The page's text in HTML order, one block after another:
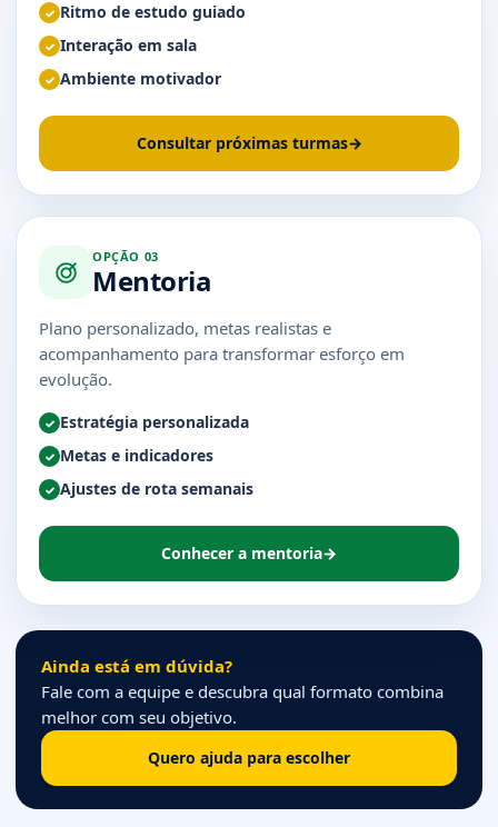
✓ Ritmo de estudo guiado
✓ Interação em sala
✓ Ambiente motivador
Consultar próximas turmas→
OPÇÃO 03
Mentoria
Plano personalizado, metas realistas e
acompanhamento para transformar esforço em
evolução.
✓ Estratégia personalizada
✓ Metas e indicadores
✓ Ajustes de rota semanais
Conhecer a mentoria→
Ainda está em dúvida?
Fale com a equipe e descubra qual formato combina
melhor com seu objetivo.
Quero ajuda para escolher